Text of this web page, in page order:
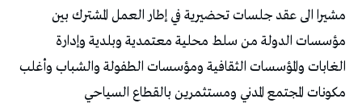
مشيرا الى عقد جلسات تحضيرية في إطار العمل المشترك بين
مؤسسات الدولة من سلط محلية معتمدية وبلدية وإدارة
الغابات والمؤسسات الثقافية ومؤسسات الطفولة والشباب وأغلب
مكونات المجتمع المدني ومستثمرين بالقطاع السياحي